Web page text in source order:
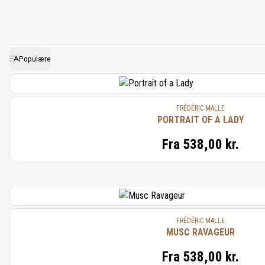
Populære
FRÉDÉRIC MALLE
PORTRAIT OF A LADY
Fra 538,00 kr.
FRÉDÉRIC MALLE
MUSC RAVAGEUR
Fra 538,00 kr.